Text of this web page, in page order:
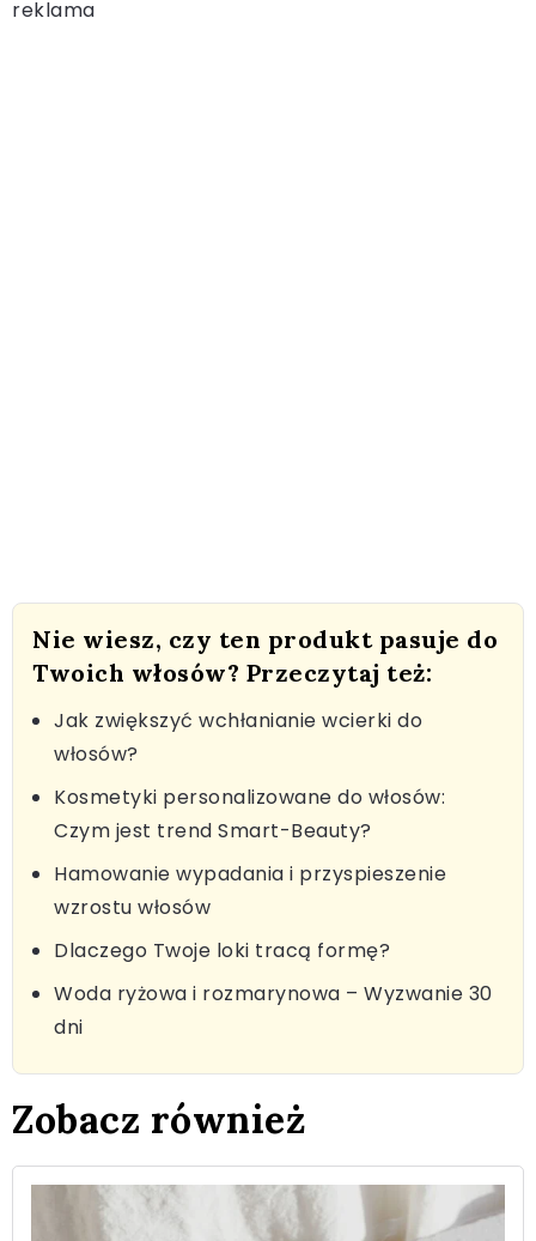
reklama
Nie wiesz, czy ten produkt pasuje do
Twoich włosów? Przeczytaj też:
Jak zwiększyć wchłanianie wcierki do
włosów?
Kosmetyki personalizowane do włosów:
Czym jest trend Smart-Beauty?
Hamowanie wypadania i przyspieszenie
wzrostu włosów
Dlaczego Twoje loki tracą formę?
Woda ryżowa i rozmarynowa – Wyzwanie 30
dni
Zobacz również